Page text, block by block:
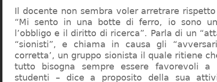
Il docente non sembra voler arretrare
“Mi sento in una botte di ferro, io sono
l’obbligo e il diritto di ricerca”. Parla di un
“sionisti”, e chiama in causa gli
corretta’, un gruppo sionista il quale ritiene
tutto bisogna sempre essere favorevoli a
studenti – dice a proposito della sua